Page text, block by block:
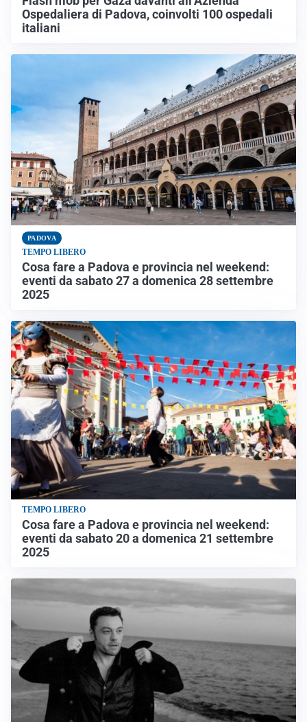
Ospedaliera di Padova, coinvolti 100 ospedali
italiani
PADOVA
TEMPO LIBERO
Cosa fare a Padova e provincia nel weekend:
eventi da sabato 27 a domenica 28 settembre
2025
TEMPO LIBERO
Cosa fare a Padova e provincia nel weekend:
eventi da sabato 20 a domenica 21 settembre
2025